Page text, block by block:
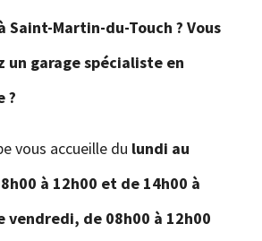
Saint-Martin-du-Touch ? Vous
un garage spécialiste en
?
vous accueille du lundi au
à 12h00 et de 14h00 à
vendredi, de 08h00 à 12h00